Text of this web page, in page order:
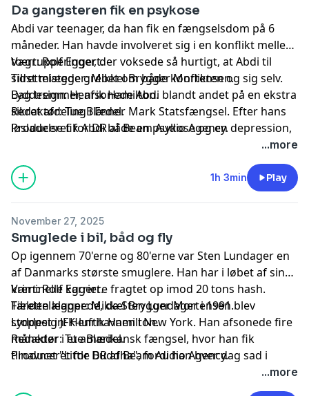
Da gangsteren fik en psykose
Abdi var teenager, da han fik en fængselsdom på 6
måneder. Han havde involveret sig i en konflikt mellem
to grupperinger, der voksede så hurtigt, at Abdi til
sidst mistede grebet om både konflikten og sig selv.
Bag tremmer, afsonede Abdi blandt andet på en ekstra
sikret afdeling i Enner Mark Statsfængsel. Efter hans
løsladelse fik Abdi både en psykose og en depression,
og det var først da han ramte bunden, at han ændrede
Vært: Rolf Eggert.
Tilrettelægger: Mikkel Brygger Mortensen.
Lyddesign: Henrik Hamilton.
Redaktør: Tue Blædel.
Produceret for DR af Beam Audio Agency.
...more
1h 3min Play
November 27, 2025
Smuglede i bil, båd og fly
Op igennem 70'erne og 80'erne var Sten Lundager en
af Danmarks største smuglere. Han har i løbet af sin
kriminelle karriere fragtet op imod 20 tons hash.
Fælden klappede, da Sten Lundager i 1991 blev
stoppet i JFK-lufthavnen i New York. Han afsonede fire
måneder i et amerikansk fængsel, hvor han fik
tilnavnet "Little Buddha", fordi han hver dag sad i
Vært: Rolf Eggert.
Tilrettelægger: Mikkel Brygger Mortensen.
Lyddesign: Henrik Hamilton.
Redaktør: Tue Blædel.
Produceret for DR af Beam Audio Agency.
...more